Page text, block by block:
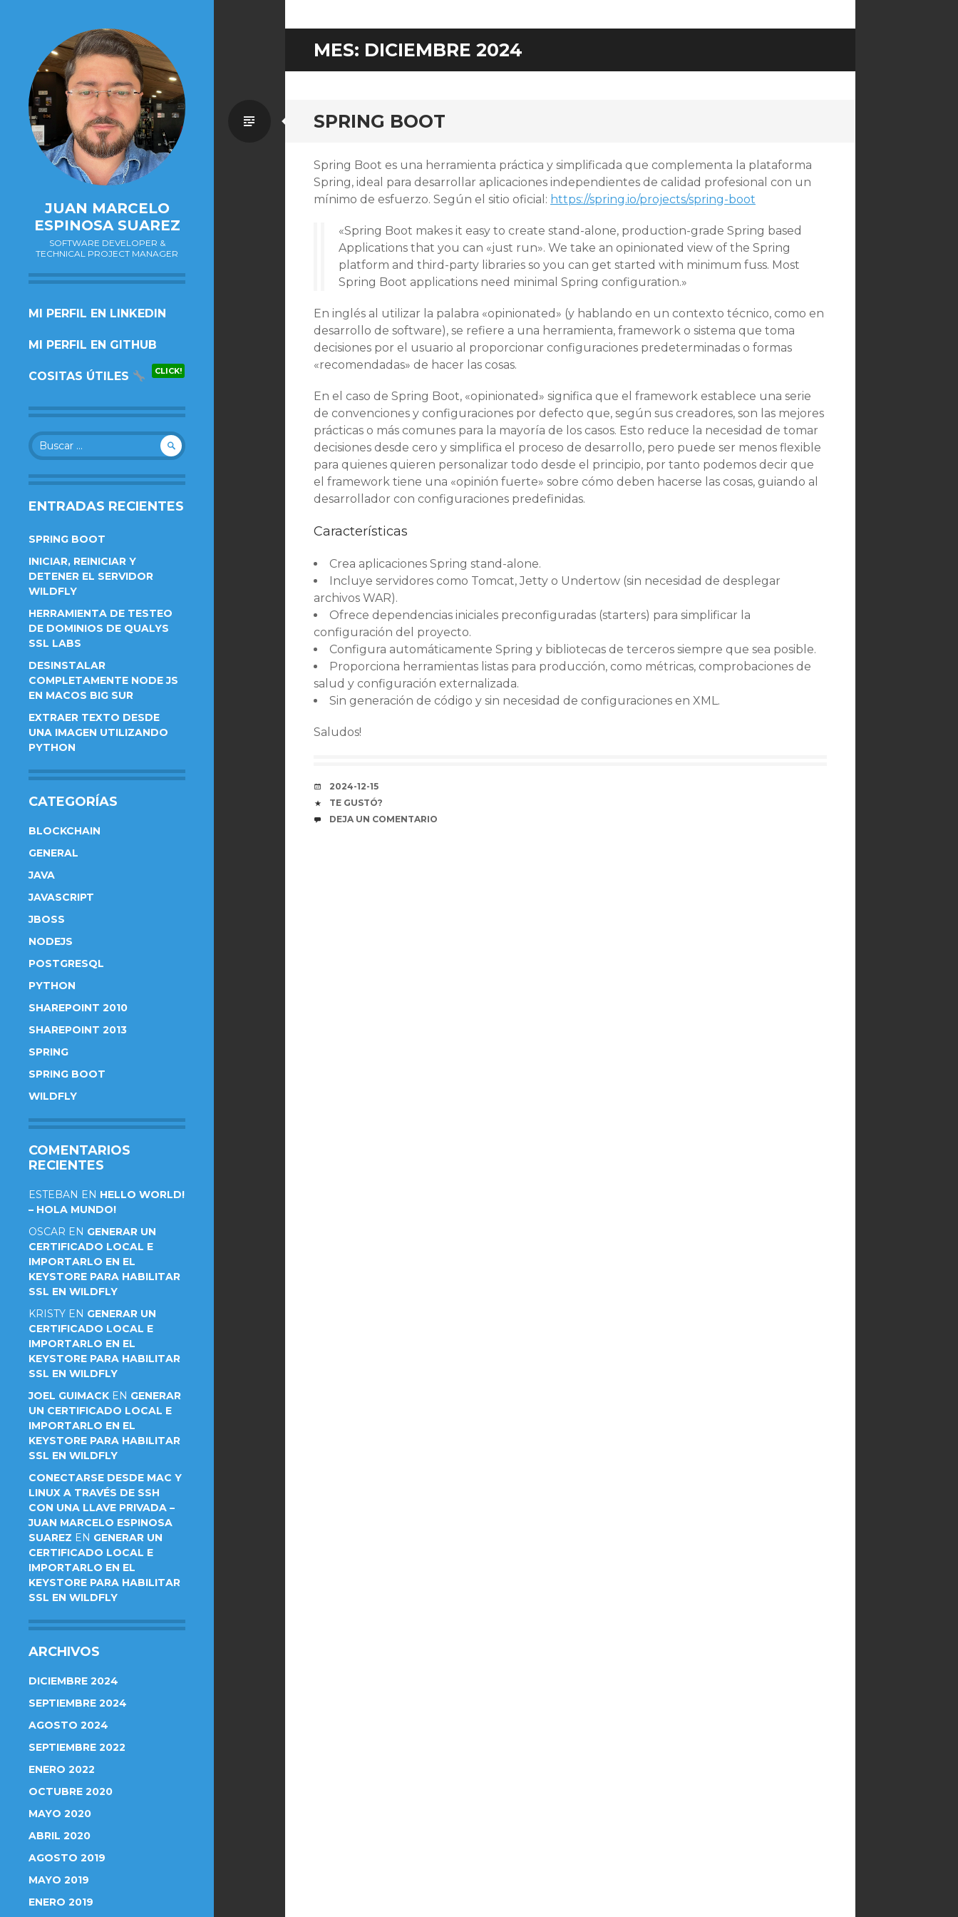
JUAN MARCELO
ESPINOSA SUAREZ
SOFTWARE DEVELOPER &
TECHNICAL PROJECT MANAGER
SALTAR
CONTENIDO.
MI PERFIL EN LINKEDIN
MI PERFIL EN GITHUB
COSITAS ÚTILES CLICK!
Buscar:
ENTRADAS RECIENTES
SPRING BOOT
INICIAR, REINICIAR Y
DETENER EL SERVIDOR
WILDFLY
HERRAMIENTA DE TESTEO
DE DOMINIOS DE QUALYS
SSL LABS
DESINSTALAR
COMPLETAMENTE NODE JS
EN MACOS BIG SUR
EXTRAER TEXTO DESDE
UNA IMAGEN UTILIZANDO
PYTHON
CATEGORÍAS
BLOCKCHAIN
GENERAL
JAVA
JAVASCRIPT
JBOSS
NODEJS
POSTGRESQL
PYTHON
SHAREPOINT 2010
SHAREPOINT 2013
SPRING
SPRING BOOT
WILDFLY
COMENTARIOS
RECIENTES
ESTEBAN EN HELLO WORLD!
– HOLA MUNDO!
OSCAR EN GENERAR UN
CERTIFICADO LOCAL E
IMPORTARLO EN EL
KEYSTORE PARA HABILITAR
SSL EN WILDFLY
KRISTY EN GENERAR UN
CERTIFICADO LOCAL E
IMPORTARLO EN EL
KEYSTORE PARA HABILITAR
SSL EN WILDFLY
JOEL GUIMACK EN GENERAR
UN CERTIFICADO LOCAL E
IMPORTARLO EN EL
KEYSTORE PARA HABILITAR
SSL EN WILDFLY
CONECTARSE DESDE MAC Y
LINUX A TRAVÉS DE SSH
CON UNA LLAVE PRIVADA –
JUAN MARCELO ESPINOSA
SUAREZ EN GENERAR UN
CERTIFICADO LOCAL E
IMPORTARLO EN EL
KEYSTORE PARA HABILITAR
SSL EN WILDFLY
ARCHIVOS
DICIEMBRE 2024
SEPTIEMBRE 2024
AGOSTO 2024
SEPTIEMBRE 2022
ENERO 2022
OCTUBRE 2020
MAYO 2020
ABRIL 2020
AGOSTO 2019
MAYO 2019
ENERO 2019
MES: DICIEMBRE 2024
SPRING BOOT
Estándar
Spring Boot es una herramienta práctica y simplificada que complementa la plataforma
Spring, ideal para desarrollar aplicaciones independientes de calidad profesional con un
mínimo de esfuerzo. Según el sitio oficial: https://spring.io/projects/spring-boot
«Spring Boot makes it easy to create stand-alone, production-grade Spring based
Applications that you can «just run». We take an opinionated view of the Spring
platform and third-party libraries so you can get started with minimum fuss. Most
Spring Boot applications need minimal Spring configuration.»
En inglés al utilizar la palabra «opinionated» (y hablando en un contexto técnico, como en
desarrollo de software), se refiere a una herramienta, framework o sistema que toma
decisiones por el usuario al proporcionar configuraciones predeterminadas o formas
«recomendadas» de hacer las cosas.
En el caso de Spring Boot, «opinionated» significa que el framework establece una serie
de convenciones y configuraciones por defecto que, según sus creadores, son las mejores
prácticas o más comunes para la mayoría de los casos. Esto reduce la necesidad de tomar
decisiones desde cero y simplifica el proceso de desarrollo, pero puede ser menos flexible
para quienes quieren personalizar todo desde el principio, por tanto podemos decir que
el framework tiene una «opinión fuerte» sobre cómo deben hacerse las cosas, guiando al
desarrollador con configuraciones predefinidas.
Características
Crea aplicaciones Spring stand-alone.
Incluye servidores como Tomcat, Jetty o Undertow (sin necesidad de desplegar
archivos WAR).
Ofrece dependencias iniciales preconfiguradas (starters) para simplificar la
configuración del proyecto.
Configura automáticamente Spring y bibliotecas de terceros siempre que sea posible.
Proporciona herramientas listas para producción, como métricas, comprobaciones de
salud y configuración externalizada.
Sin generación de código y sin necesidad de configuraciones en XML.
Saludos!
FECHA
2024-12-15
COFFEE
TE GUSTÓ?
COMENTARIOS
DEJA UN COMENTARIO